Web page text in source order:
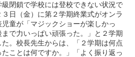
閉鎖で学校には登校できない状況で
日（金）に第２学期終業式がオンラ
童が「マジックショーが楽しかっ
で力いっぱい頑張った。」と２学期
。校長先生からは、「２学期は何点
ことは何ですか。」「よく振り返っ